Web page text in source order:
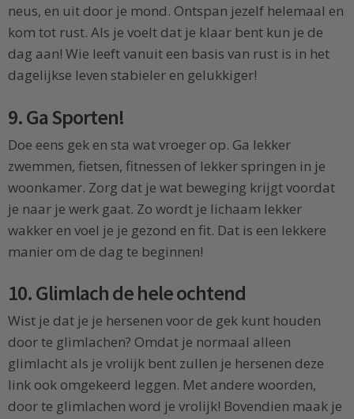
neus, en uit door je mond. Ontspan jezelf helemaal en
kom tot rust. Als je voelt dat je klaar bent kun je de
dag aan! Wie leeft vanuit een basis van rust is in het
dagelijkse leven stabieler en gelukkiger!
9. Ga Sporten!
Doe eens gek en sta wat vroeger op. Ga lekker
zwemmen, fietsen, fitnessen of lekker springen in je
woonkamer. Zorg dat je wat beweging krijgt voordat
je naar je werk gaat. Zo wordt je lichaam lekker
wakker en voel je je gezond en fit. Dat is een lekkere
manier om de dag te beginnen!
10. Glimlach de hele ochtend
Wist je dat je je hersenen voor de gek kunt houden
door te glimlachen? Omdat je normaal alleen
glimlacht als je vrolijk bent zullen je hersenen deze
link ook omgekeerd leggen. Met andere woorden,
door te glimlachen word je vrolijk! Bovendien maak je